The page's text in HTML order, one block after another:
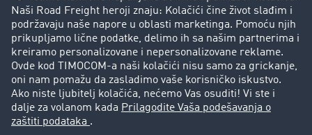
Uspešne priče
Korisnici preporučuju korisnike
Pravna pitanja
Impressum